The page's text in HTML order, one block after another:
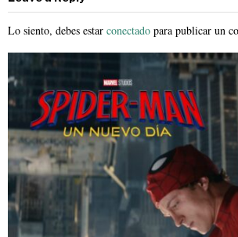
Lo siento, debes estar conectado para publicar un